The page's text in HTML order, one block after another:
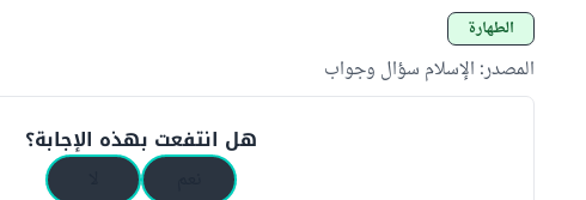
الطهارة
المصدر: الإسلام سؤال وجواب
هل انتفعت بهذه الإجابة؟